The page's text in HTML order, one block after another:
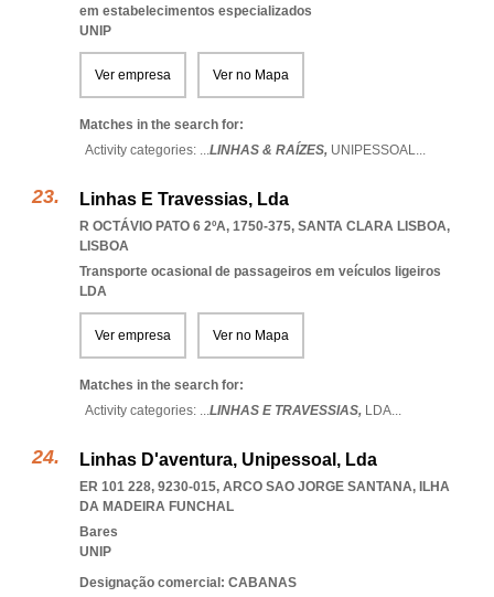
em estabelecimentos especializados
UNIP
Ver empresa Ver no Mapa
Matches in the search for:
Activity categories: ...LINHAS & RAÍZES, UNIPESSOAL...
Linhas E Travessias, Lda
R OCTÁVIO PATO 6 2ºA, 1750-375, SANTA CLARA LISBOA,
LISBOA
Transporte ocasional de passageiros em veículos ligeiros
LDA
Ver empresa Ver no Mapa
Matches in the search for:
Activity categories: ...LINHAS E TRAVESSIAS, LDA...
Linhas D'aventura, Unipessoal, Lda
ER 101 228, 9230-015, ARCO SAO JORGE SANTANA, ILHA
DA MADEIRA FUNCHAL
Bares
UNIP
Designação comercial: CABANAS